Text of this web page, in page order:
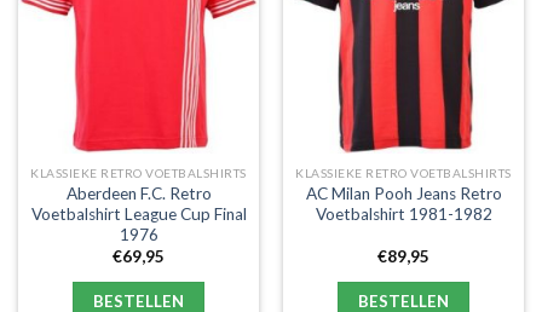
KLASSIEKE RETRO VOETBALSHIRTS
Aberdeen F.C. Retro
Voetbalshirt League Cup Final
1976
€69,95
BESTELLEN
KLASSIEKE RETRO VOETBALSHIRTS
AC Milan Pooh Jeans Retro
Voetbalshirt 1981-1982
€89,95
BESTELLEN